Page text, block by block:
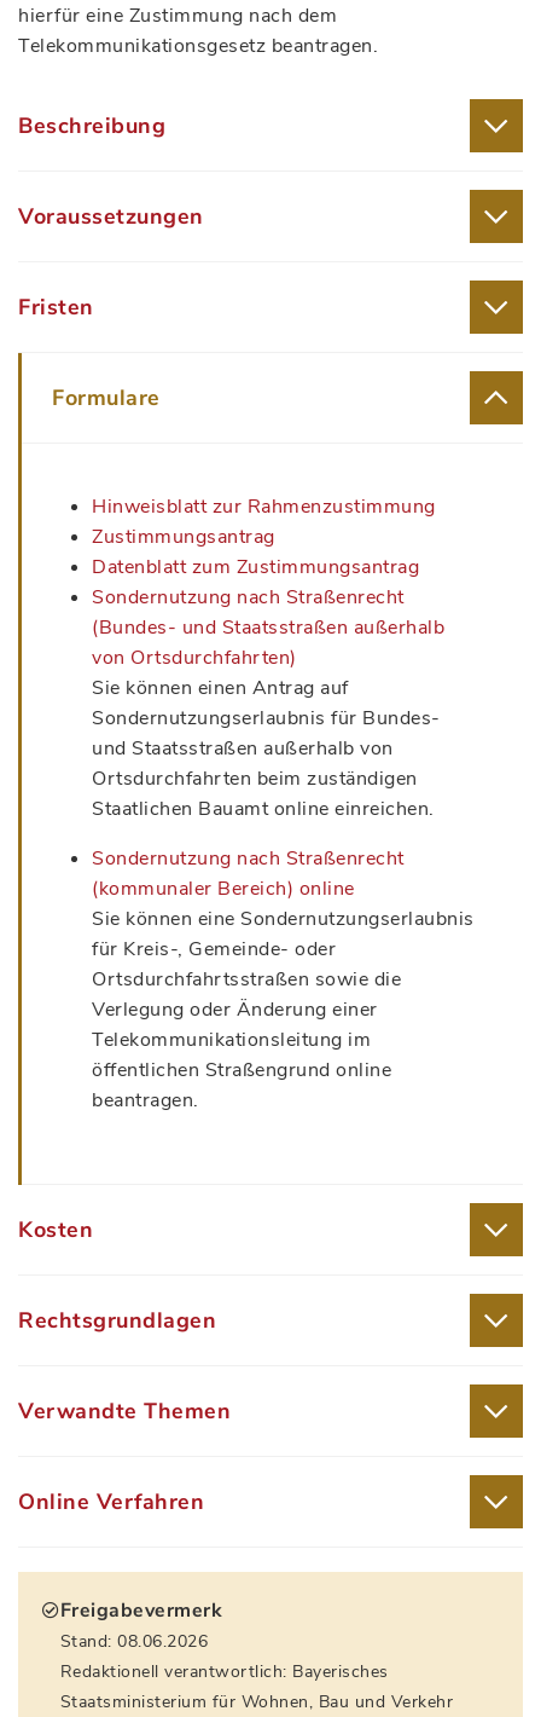
hierfür eine Zustimmung nach dem
Telekommunikationsgesetz beantragen.
Beschreibung
Voraussetzungen
Fristen
Formulare
Hinweisblatt zur Rahmenzustimmung
Zustimmungsantrag
Datenblatt zum Zustimmungsantrag
Sondernutzung nach Straßenrecht
(Bundes- und Staatsstraßen außerhalb
von Ortsdurchfahrten)
Sie können einen Antrag auf
Sondernutzungserlaubnis für Bundes-
und Staatsstraßen außerhalb von
Ortsdurchfahrten beim zuständigen
Staatlichen Bauamt online einreichen.
Sondernutzung nach Straßenrecht
(kommunaler Bereich) online
Sie können eine Sondernutzungserlaubnis
für Kreis-, Gemeinde- oder
Ortsdurchfahrtsstraßen sowie die
Verlegung oder Änderung einer
Telekommunikationsleitung im
öffentlichen Straßengrund online
beantragen.
Kosten
Rechtsgrundlagen
Verwandte Themen
Online Verfahren
Freigabevermerk
Stand: 08.06.2026
Redaktionell verantwortlich: Bayerisches
Staatsministerium für Wohnen, Bau und Verkehr